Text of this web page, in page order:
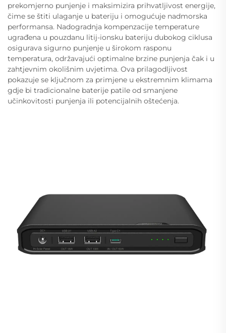
prekomjerno punjenje i maksimizira prihvatljivost energije,
čime se štiti ulaganje u bateriju i omogućuje nadmorska
performansa. Nadogradnja kompenzacije temperature
ugrađena u pouzdanu litij-ionsku bateriju dubokog ciklusa
osigurava sigurno punjenje u širokom rasponu
temperatura, održavajući optimalne brzine punjenja čak i u
zahtjevnim okolišnim uvjetima. Ova prilagodljivost
pokazuje se ključnom za primjene u ekstremnim klimama
gdje bi tradicionalne baterije patile od smanjene
učinkovitosti punjenja ili potencijalnih oštećenja.